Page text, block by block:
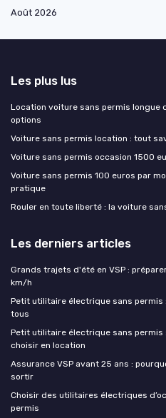
Août 2026
Les plus lus
Location voiture sans permis longue
options
Voiture sans permis location : tout
Voiture sans permis occasion 1500
Voiture sans permis 100 euros par
pratique
Rouler en toute liberté : la voiture
Les derniers articles
Grands trajets d'été en VSP :
km/h
Petit utilitaire électrique sans permis
tous
Petit utilitaire électrique sans permis
choisir en location
Assurance VSP avant 25 ans :
sortir
Choisir des utilitaires électriques
permis